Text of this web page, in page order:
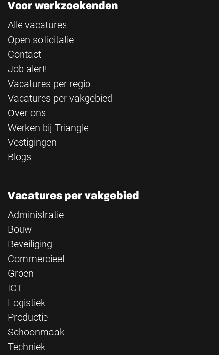
Voor werkzoekenden
Alle vacatures
Open sollicitatie
Contact
Job alert!
Vacatures per regio
Vacatures per vakgebied
Over ons
Werken bij Triangle
Vestigingen
Blogs
Vacatures per vakgebied
Administratie
Bouw
Beveiliging
Commercieel
Groen
ICT
Logistiek
Productie
Schoonmaak
Techniek